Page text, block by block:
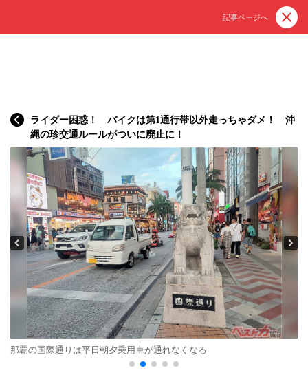
記事ページへ
ライダー困惑！ バイクは第1通行帯以外走っちゃダメ！ 沖
縄の珍交通ルールがついに廃止に！
那覇の国際通りは平日朝夕乗用車が通れなくなる